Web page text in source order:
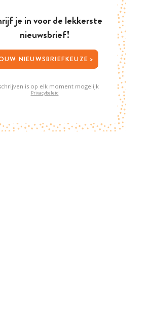
je in voor de lekkerste
nieuwsbrief!
JOUW NIEUWSBRIEFKEUZE >
is op elk moment mogelijk
Privacybeleid